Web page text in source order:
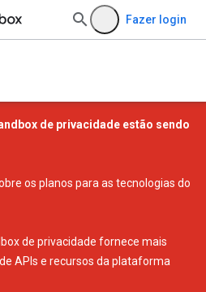
Fazer login
de privacidade estão sendo
os planos para as tecnologias do
de privacidade fornece mais
APIs e recursos da plataforma